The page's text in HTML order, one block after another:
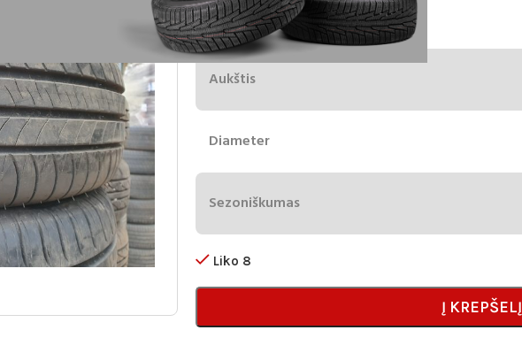
Plotis
Aukštis
Diameter
Sezoniškumas
Liko 8
Į KREPŠELĮ